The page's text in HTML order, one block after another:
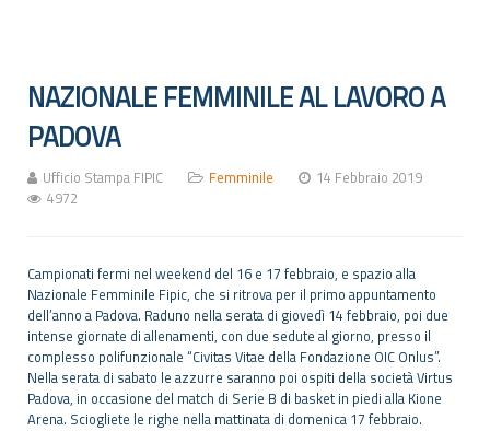
NAZIONALE FEMMINILE AL LAVORO A
PADOVA
Ufficio Stampa FIPIC Femminile
14 Febbraio 2019
4972
Campionati fermi nel weekend del 16 e 17 febbraio, e spazio alla
Nazionale Femminile Fipic, che si ritrova per il primo appuntamento
dell’anno a Padova. Raduno nella serata di giovedì 14 febbraio, poi due
intense giornate di allenamenti, con due sedute al giorno, presso il
complesso polifunzionale “Civitas Vitae della Fondazione OIC Onlus”.
Nella serata di sabato le azzurre saranno poi ospiti della società Virtus
Padova, in occasione del match di Serie B di basket in piedi alla Kione
Arena. Sciogliete le righe nella mattinata di domenica 17 febbraio.